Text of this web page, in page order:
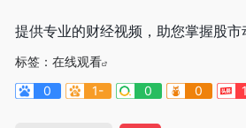
提供专业的财经视频，助您掌握股
标签： 在线观看
0
1- 0 0